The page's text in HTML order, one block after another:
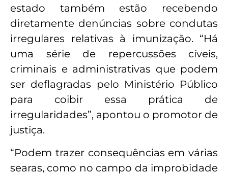
estado também estão recebendo
diretamente denúncias sobre condutas
irregulares relativas à imunização. “Há
uma série de repercussões cíveis,
criminais e administrativas que podem
ser deflagradas pelo Ministério Público
para coibir essa prática de
irregularidades”, apontou o promotor de
justiça.
“Podem trazer consequências em várias
searas, como no campo da improbidade